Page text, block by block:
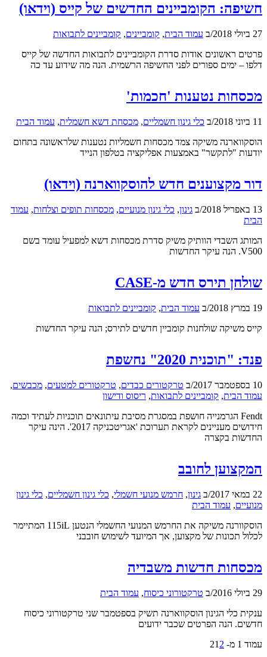
חשיפה: הקומביינים החדשים של קייס (וידאו)
27 ביולי 2018 /ב עמוד הבית, קומביינים, קומביינים לתבואות
פרטים ראשונים אודות סדרת הקומביינים לתבואות החדשה של קייס
דלפו – ימים ספורים לפני החשיפה הרשמית. הנה מה שידוע עד כה
מכסחות נטענות 'חכמות'
11 ביוני 2018 /ב כלי גינון חשמליים, מכסחת דשא חשמלית, עמוד הבית
הוסקווארנה משיקה צמד מכסחות חשמליות נטענות שלראשונה בתחום
יודעות "לתקשר" באמצעות אפליקציה בטלפון הנייד
דור מקצוענים חדש להוסקווארנה (וידאו)
13 באפריל 2018 /ב גינון, כלי גינון מנועיים, מכסחות תופים וצלחות, עמוד
הבית
המותג השבדי הוותיק משיק סדרת מכסחות דשא למפעיל עומד בשם
V500. הנה עיקר החדשות
שולחן תירס חדש מ-CASE
19 במרץ 2018 /ב עמוד הבית, קומביינים לתבואות
קייס משיקה שולחנות קומביין חדשים לתירס; הנה עיקר החדשות
פנד: "תוכנית 2020" נחשפת
10 בספטמבר 2017 /ב טרקטורים כבדים, טרקטורים למטעים, מכבשים,
עמוד הבית, קומביינים לתבואות, ריסוס ודישון
Fendt הגרמנייה חושפת במסגרת מסיבת עיתונאים תוכניות לעתיד וכמה
חידושים מעניינים לקראת תערוכת 'אגריטכניקה 2017'. הינה עיקר
החדשות בקצרה
המקצוען לחובב
22 במאי 2017 /ב גינון, חרמש מנועי חשמלי, כלי גינון חשמליים, כלי גינון
מנועיים, עמוד הבית
הוסקוורנה משיקה את החרמש המנועי החשמלי הנטען 115iL המתיימר
לכלול תכונות של מקצוען, אך המיועד לשימוש חובבני
מכסחות חדשות משבדיה
29 ביולי 2016 /ב טרקטורוני כיסוח, עמוד הבית
ענקית כלי הגינון הוסקווארנה תשיק בספטמבר שני טרקטורוני כיסוח
חדשים. הנה הפרטים שכבר ידועים
עמוד 1 מ- 2
1 2